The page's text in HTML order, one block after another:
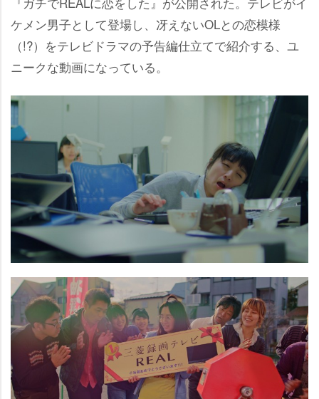
ケメン男子として登場し、冴えないOLとの恋模様
（!?）をテレビドラマの予告編仕立てで紹介する、ユ
ニークな動画になっている。